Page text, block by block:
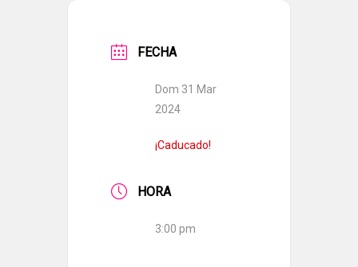
FECHA
Dom 31 Mar
2024
¡Caducado!
HORA
3:00 pm